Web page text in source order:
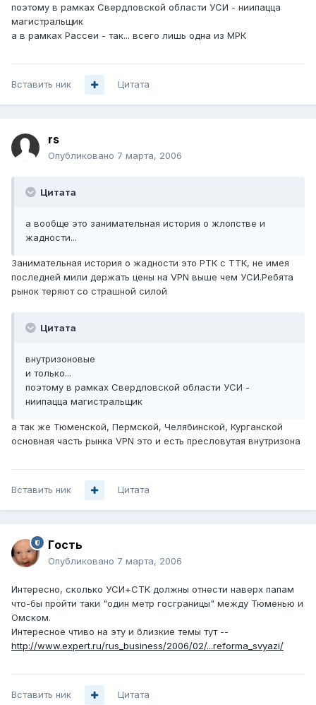
поэтому в рамках Свердловской области УСИ - ниипацца
магистральщик
а в рамках Рассеи - так... всего лишь одна из МРК
Вставить ник Цитата
rs
Опубликовано 7 марта, 2006
Цитата
а вообще это занимательная история о жлопстве и
жадности...
Занимательная история о жадности это РТК с ТТК, не имея
последней мили держать цены на VPN выше чем УСИ.Ребята
рынок теряют со страшной силой
Цитата
внутризоновые
и только...
поэтому в рамках Свердловской области УСИ -
ниипацца магистральщик
а так же Тюменской, Пермской, Челябинской, Курганской
основная часть рынка VPN это и есть пресловутая внутризона
Вставить ник Цитата
Гoсть
Опубликовано 7 марта, 2006
Интересно, сколько УСИ+СТК должны отнести наверх папам
что-бы пройти таки "один метр госграницы" между Тюменью и
Омском.
Интересное чтиво на эту и близкие темы тут --
http://www.expert.ru/rus_business/2006/02/...reforma_svyazi/
Вставить ник Цитата